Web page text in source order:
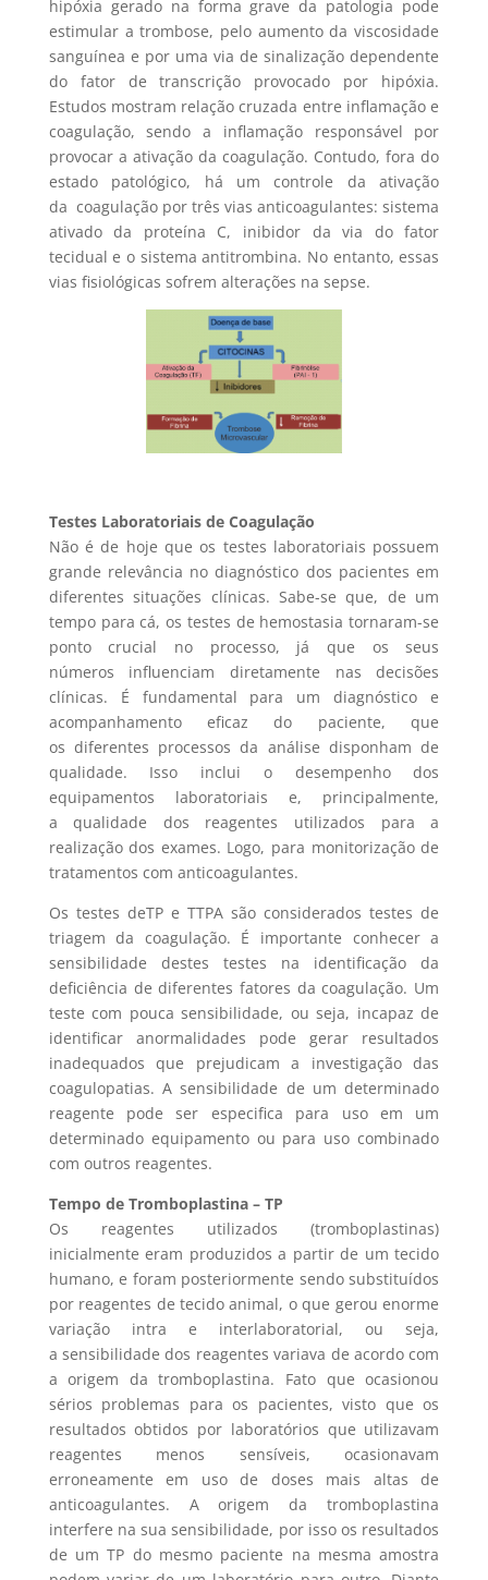
hipóxia gerado na forma grave da patologia pode
estimular a trombose, pelo aumento da viscosidade
sanguínea e por uma via de sinalização dependente
do fator de transcrição provocado por hipóxia.
Estudos mostram relação cruzada entre inflamação e
coagulação, sendo a inflamação responsável por
provocar a ativação da coagulação. Contudo, fora do
estado patológico, há um controle da ativação
da coagulação por três vias anticoagulantes: sistema
ativado da proteína C, inibidor da via do fator
tecidual e o sistema antitrombina. No entanto, essas
vias fisiológicas sofrem alterações na sepse.
Testes Laboratoriais de Coagulação
Não é de hoje que os testes laboratoriais possuem
grande relevância no diagnóstico dos pacientes em
diferentes situações clínicas. Sabe-se que, de um
tempo para cá, os testes de hemostasia tornaram-se
ponto crucial no processo, já que os seus
números influenciam diretamente nas decisões
clínicas. É fundamental para um diagnóstico e
acompanhamento eficaz do paciente, que
os diferentes processos da análise disponham de
qualidade. Isso inclui o desempenho dos
equipamentos laboratoriais e, principalmente,
a qualidade dos reagentes utilizados para a
realização dos exames. Logo, para monitorização de
tratamentos com anticoagulantes.
Os testes deTP e TTPA são considerados testes de
triagem da coagulação. É importante conhecer a
sensibilidade destes testes na identificação da
deficiência de diferentes fatores da coagulação. Um
teste com pouca sensibilidade, ou seja, incapaz de
identificar anormalidades pode gerar resultados
inadequados que prejudicam a investigação das
coagulopatias. A sensibilidade de um determinado
reagente pode ser especifica para uso em um
determinado equipamento ou para uso combinado
com outros reagentes.
Tempo de Tromboplastina – TP
Os reagentes utilizados (tromboplastinas)
inicialmente eram produzidos a partir de um tecido
humano, e foram posteriormente sendo substituídos
por reagentes de tecido animal, o que gerou enorme
variação intra e interlaboratorial, ou seja,
a sensibilidade dos reagentes variava de acordo com
a origem da tromboplastina. Fato que ocasionou
sérios problemas para os pacientes, visto que os
resultados obtidos por laboratórios que utilizavam
reagentes menos sensíveis, ocasionavam
erroneamente em uso de doses mais altas de
anticoagulantes. A origem da tromboplastina
interfere na sua sensibilidade, por isso os resultados
de um TP do mesmo paciente na mesma amostra